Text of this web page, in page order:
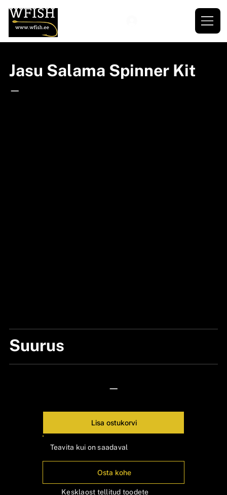
Suurus
—
Lisa ostukorvi
Teavita kui on saadaval
Osta kohe
Kesklaost tellitud toodete
Jasu Salama Spinner Kit
—